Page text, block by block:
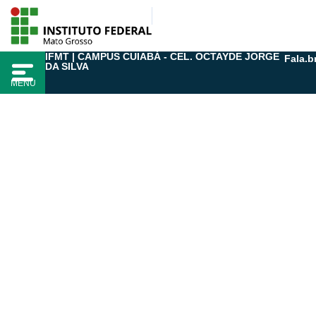
para
conteúdo
MENU
IFMT | CAMPUS CUIABÁ - CEL. OCTAYDE JORGE
DA SILVA